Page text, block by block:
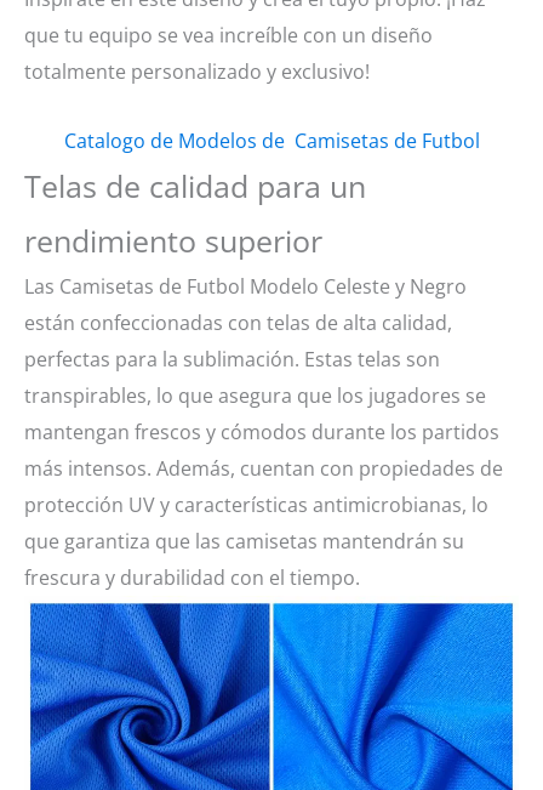
que tu equipo se vea increíble con un diseño
totalmente personalizado y exclusivo!
Catalogo de Modelos de Camisetas de Futbol
Telas de calidad para un
rendimiento superior
Las Camisetas de Futbol Modelo Celeste y Negro
están confeccionadas con telas de alta calidad,
perfectas para la sublimación. Estas telas son
transpirables, lo que asegura que los jugadores se
mantengan frescos y cómodos durante los partidos
más intensos. Además, cuentan con propiedades de
protección UV y características antimicrobianas, lo
que garantiza que las camisetas mantendrán su
frescura y durabilidad con el tiempo.